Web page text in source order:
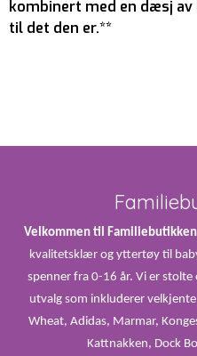
kombinert med en dæsj
til det den er.**
Velkommen til
kvalitetsklær og yttertøy til
spenner fra 0-16 år. Vi er
utvalg som inkluderer
Wheat, Adidas, Marmar,
Kattnakken, Dock